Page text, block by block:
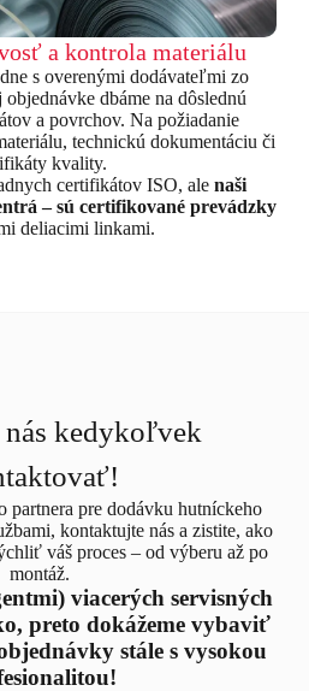
a kontrola materiálu
s overenými dodávateľmi zo
dbáme na dôslednú
a povrchov. Na požiadanie
technickú dokumentáciu či
kvality.
certifikátov ISO, ale naši
– sú certifikované prevádzky
deliacimi linkami.
nás kedykoľvek
pre dodávku hutníckeho
kontaktujte nás a zistite, ako
váš proces – od výberu až po
montáž.
viacerých servisných
preto dokážeme vybaviť
stále s vysokou